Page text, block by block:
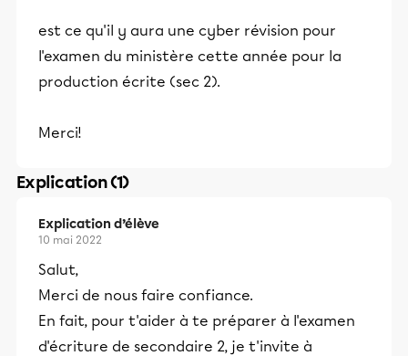
est ce qu'il y aura une cyber révision pour
l'examen du ministère cette année pour la
production écrite (sec 2).
Merci!
Explication (1)
Explication d’élève
10 mai 2022
Salut,
Merci de nous faire confiance.
En fait, pour t'aider à te préparer à l'examen
d'écriture de secondaire 2, je t'invite à